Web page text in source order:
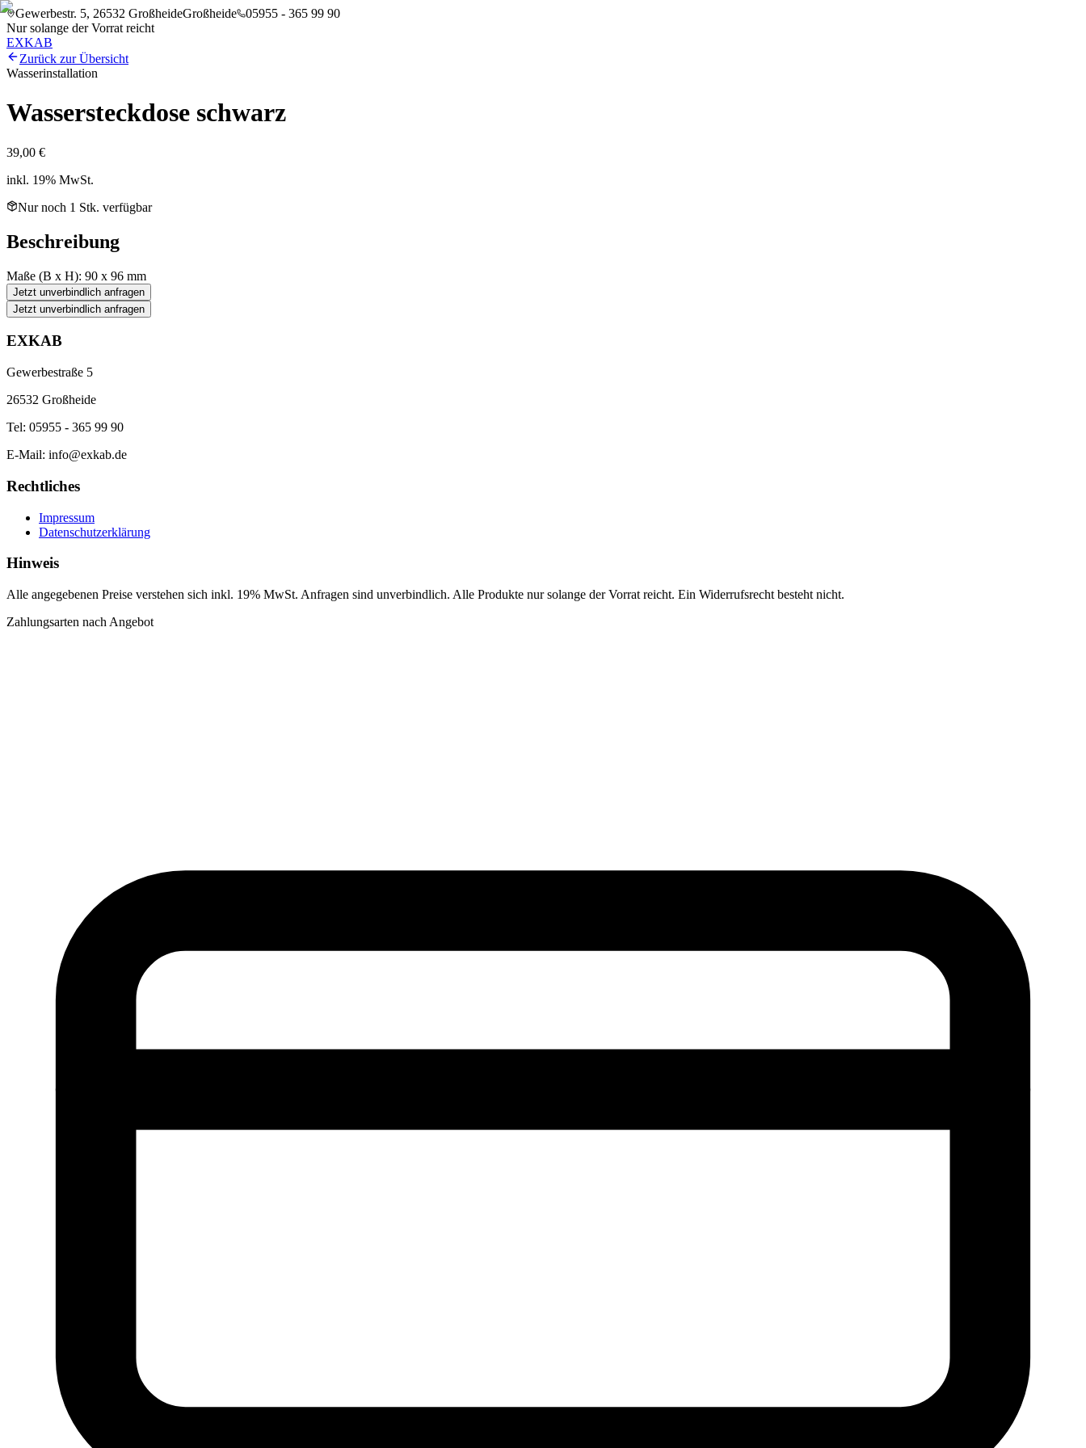
Gewerbestr. 5, 26532 GroßheideGroßheide
05955 - 365 99 90
Nur solange der Vorrat reicht
EXKAB
Zurück zur Übersicht
Wasserinstallation
Wassersteckdose schwarz
39,00 €
inkl. 19% MwSt.
Nur noch 1 Stk. verfügbar
Beschreibung
Maße (B x H): 90 x 96 mm
Jetzt unverbindlich anfragen
Jetzt unverbindlich anfragen
EXKAB
Gewerbestraße 5
26532 Großheide
Tel: 05955 - 365 99 90
E-Mail: info@exkab.de
Rechtliches
Impressum
Datenschutzerklärung
Hinweis
Alle angegebenen Preise verstehen sich inkl. 19% MwSt. Anfragen sind unverbindlich. Alle Produkte nur solange der Vorrat reicht. Ein Widerrufsrecht besteht nicht.
Zahlungsarten nach Angebot